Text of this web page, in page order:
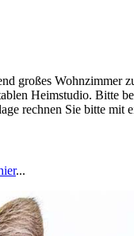
großes Wohnzimmer
Heimstudio. Bitte
rechnen Sie bitte mit
...